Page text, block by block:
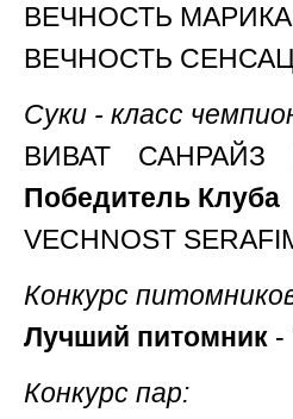
ВЕЧНОСТЬ
ВЕЧНОСТЬ
Суки - класс
ВИВАТ
Победитель Клуба
VECHNOST
Конкурс
Лучший питомник -
Конкурс пар: